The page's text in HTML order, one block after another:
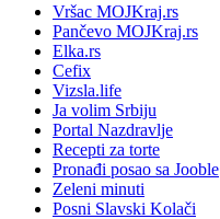
Vršac MOJKraj.rs
Pančevo MOJKraj.rs
Elka.rs
Cefix
Vizsla.life
Ja volim Srbiju
Portal Nazdravlje
Recepti za torte
Pronađi posao sa Jooble
Zeleni minuti
Posni Slavski Kolači